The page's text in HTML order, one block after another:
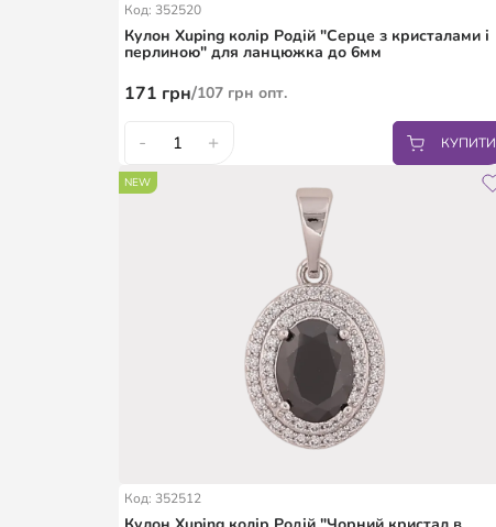
Код: 352520
Кулон Xuping колір Родій "Серце з кристалами і
перлиною" для ланцюжка до 6мм
171 грн/107грн опт.
- + КУПИТИ
NEW
Код: 352512